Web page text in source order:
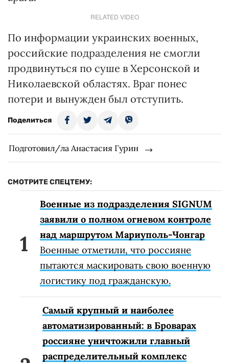
RELATED VIDEO
По информации украинских военных,
российские подразделения не смогли
продвинуться по суше в Херсонской и
Николаевской областях. Враг понес
потери и вынужден был отступить.
Поделиться
Подготовил/ла Анастасия Гурин
СМОТРИТЕ СПЕЦТЕМУ:
Военные из подразделения SIGNUM
заявили о полном огневом контроле
над маршрутом Мариуполь-Чонгар
Военные отметили, что россияне
пытаются маскировать свою военную
логистику под гражданскую.
Самый крупный и наиболее
автоматизированный: в Броварах
россияне уничтожили главный
распределительный комплекс